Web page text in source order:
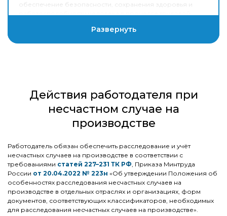
обеспечение безопасности, сохранения здоровья и
работоспособности человека в процессе трудовой
процедур по охране труда.
В Ассоциации разработан, утвержден Общим собранием
и обязателен для всех членов СРО Стандарт
по строительству, реконструкции, капитальному
ремонту. Общие требования».
Развернуть
Действия работодателя при
несчастном случае на
производстве
Работодатель обязан обеспечить расследование и учёт
несчастных случаев на производстве в соответствии с
требованиями статей 227–231 ТК РФ, Приказа Минтруда
России от 20.04.2022 № 223н «Об утверждении Положения об
особенностях расследования несчастных случаев на
производстве в отдельных отраслях и организациях, форм
документов, соответствующих классификаторов, необходимых
для расследования несчастных случаев на производстве».